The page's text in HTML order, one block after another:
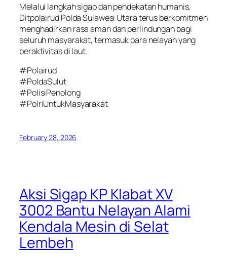
Melalui langkah sigap dan pendekatan humanis,
Ditpolairud Polda Sulawesi Utara terus berkomitmen
menghadirkan rasa aman dan perlindungan bagi
seluruh masyarakat, termasuk para nelayan yang
beraktivitas di laut.
#Polairud
#PoldaSulut
#PolisiPenolong
#PolriUntukMasyarakat
February 28, 2026
Aksi Sigap KP Klabat XV
3002 Bantu Nelayan Alami
Kendala Mesin di Selat
Lembeh